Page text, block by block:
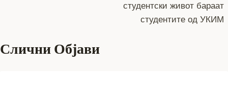
студентски живот бараат
студентите од УКИМ
Слични Објави